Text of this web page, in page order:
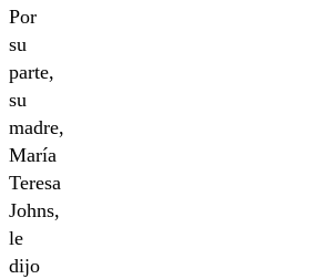
Por
su
parte,
su
madre,
María
Teresa
Johns,
le
dijo